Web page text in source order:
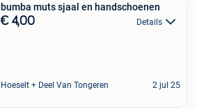
bumba muts sjaal en handschoenen
€ 4,00 Details
Hoeselt + Deel Van Tongeren 2 jul 25